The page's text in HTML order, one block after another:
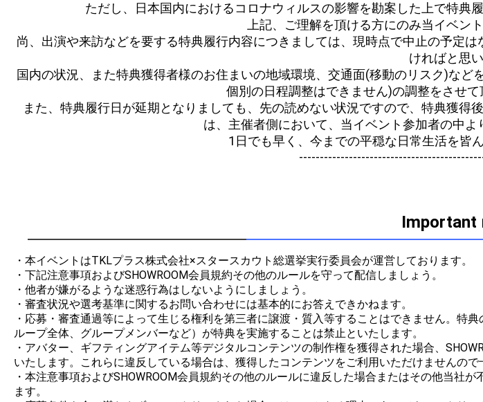
ただし、日本国内におけるコロナウィルスの影響を勘案した上で特典
上記、ご理解を頂ける方にのみ当イベン
尚、出演や来訪などを要する特典履行内容につきましては、現時点で中止の予定
ければと思い
国内の状況、また特典獲得者様のお住まいの地域環境、交通面(移動のリスク)な
個別の日程調整はできません)の調整をさせ
また、特典履行日が延期となりましても、先の読めない状況ですので、特典獲
は、主催者側において、当イベント参加者の中よ
1日でも早く、今までの平穏な日常生活を皆
Important
・本イベントはTKLプラス株式会社×スタースカウト総選挙実行委員会が運営しております。
・下記注意事項およびSHOWROOM会員規約その他のルールを守って配信しましょう。
・他者が嫌がるような迷惑行為はしないようにしましょう。
・審査状況や選考基準に関するお問い合わせには基本的にお答えできかねます。
・応募・審査通過等によって生じる権利を第三者に譲渡・質入等することはできません。
ループ全体、グループメンバーなど）が特典を実施することは禁止といたします。
・アバター、ギフティングアイテム等デジタルコンテンツの制作権を獲得された場合、
いたします。これらに違反している場合は、獲得したコンテンツをご利用いただけませんので
・本注意事項およびSHOWROOM会員規約その他のルールに違反した場合またはその他当社
ます。